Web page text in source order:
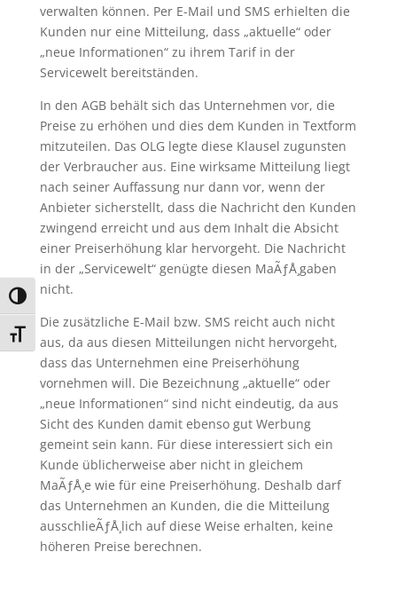
Umschalten auf hohe Kontraste
Schrift vergrößern
verwalten können. Per E-Mail und SMS erhielten die
Kunden nur eine Mitteilung, dass „aktuelle“ oder
„neue Informationen“ zu ihrem Tarif in der
Servicewelt bereitständen.
In den AGB behält sich das Unternehmen vor, die
Preise zu erhöhen und dies dem Kunden in Textform
mitzuteilen. Das OLG legte diese Klausel zugunsten
der Verbraucher aus. Eine wirksame Mitteilung liegt
nach seiner Auffassung nur dann vor, wenn der
Anbieter sicherstellt, dass die Nachricht den Kunden
zwingend erreicht und aus dem Inhalt die Absicht
einer Preiserhöhung klar hervorgeht. Die Nachricht
in der „Servicewelt“ genügte diesen MaÃƒÅ¸gaben
nicht.
Die zusätzliche E-Mail bzw. SMS reicht auch nicht
aus, da aus diesen Mitteilungen nicht hervorgeht,
dass das Unternehmen eine Preiserhöhung
vornehmen will. Die Bezeichnung „aktuelle“ oder
„neue Informationen“ sind nicht eindeutig, da aus
Sicht des Kunden damit ebenso gut Werbung
gemeint sein kann. Für diese interessiert sich ein
Kunde üblicherweise aber nicht in gleichem
MaÃƒÅ¸e wie für eine Preiserhöhung. Deshalb darf
das Unternehmen an Kunden, die die Mitteilung
ausschlieÃƒÅ¸lich auf diese Weise erhalten, keine
höheren Preise berechnen.